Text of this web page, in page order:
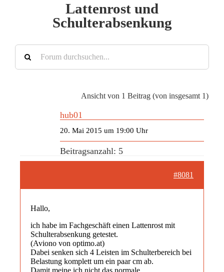
Lattenrost und
Schulterabsenkung
Ansicht von 1 Beitrag (von insgesamt 1)
hub01
20. Mai 2015 um 19:00 Uhr
Beitragsanzahl: 5
#8081
Hallo,
ich habe im Fachgeschäft einen Lattenrost mit
Schulterabsenkung getestet.
(Aviono von optimo.at)
Dabei senken sich 4 Leisten im Schulterbereich bei
Belastung komplett um ein paar cm ab.
Damit meine ich nicht das normale